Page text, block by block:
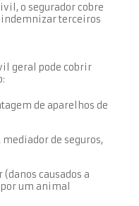
o segurador cobre
indemnizar terceiros
geral pode cobrir
de aparelhos de
de seguros,
causados a
um animal